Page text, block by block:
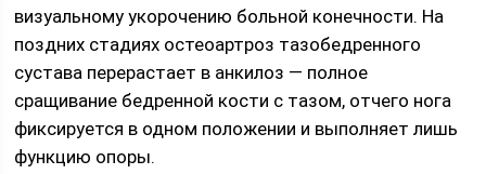
визуальному укорочению больной конечности. На
поздних стадиях остеоартроз тазобедренного
сустава перерастает в анкилоз — полное
сращивание бедренной кости с тазом, отчего нога
фиксируется в одном положении и выполняет лишь
функцию опоры.